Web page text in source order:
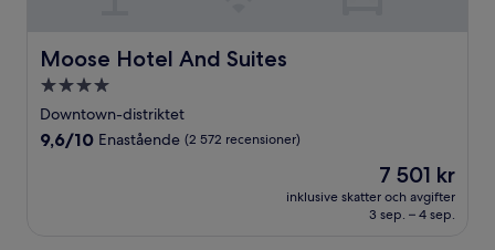
Moose Hotel And Suites
Moose Hotel And Suites
4.0-
stjärnigt
boende
Downtown-distriktet
9.6
9,6/10 Enastående (2 572 recensioner)
Priset
är
7 501 kr
7 501 kr
inklusive skatter och avgifter
3 sep. – 4 sep.